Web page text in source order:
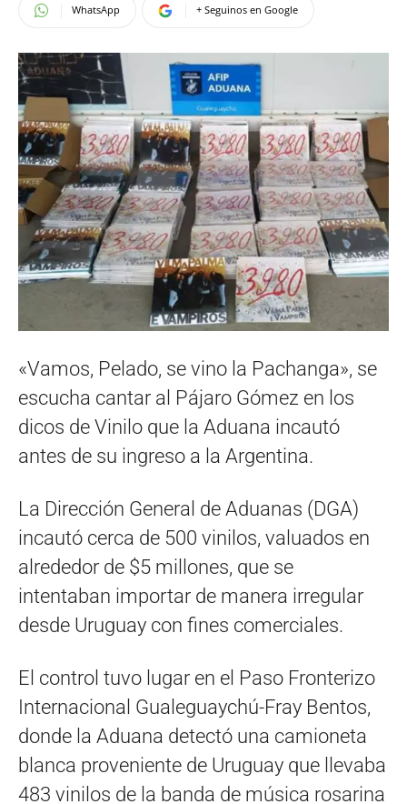
WhatsApp + Seguinos en Google
«Vamos, Pelado, se vino la Pachanga», se
escucha cantar al Pájaro Gómez en los
dicos de Vinilo que la Aduana incautó
antes de su ingreso a la Argentina.
La Dirección General de Aduanas (DGA)
incautó cerca de 500 vinilos, valuados en
alrededor de $5 millones, que se
intentaban importar de manera irregular
desde Uruguay con fines comerciales.
El control tuvo lugar en el Paso Fronterizo
Internacional Gualeguaychú-Fray Bentos,
donde la Aduana detectó una camioneta
blanca proveniente de Uruguay que llevaba
483 vinilos de la banda de música rosarina